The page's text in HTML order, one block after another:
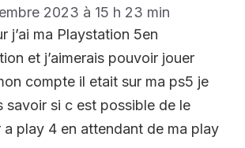
2023 à 15 h 23 min
j’ai ma Playstation 5en
et j’aimerais pouvoir jouer
compte il etait sur ma ps5 je
savoir si c est possible de le
a play 4 en attendant de ma play